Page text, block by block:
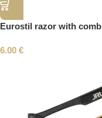
Eurostil razor with comb
6.00 €